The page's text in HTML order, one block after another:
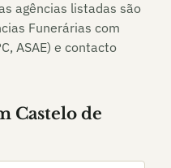
agências listadas são
Funerárias com
ASAE) e contacto
Castelo de